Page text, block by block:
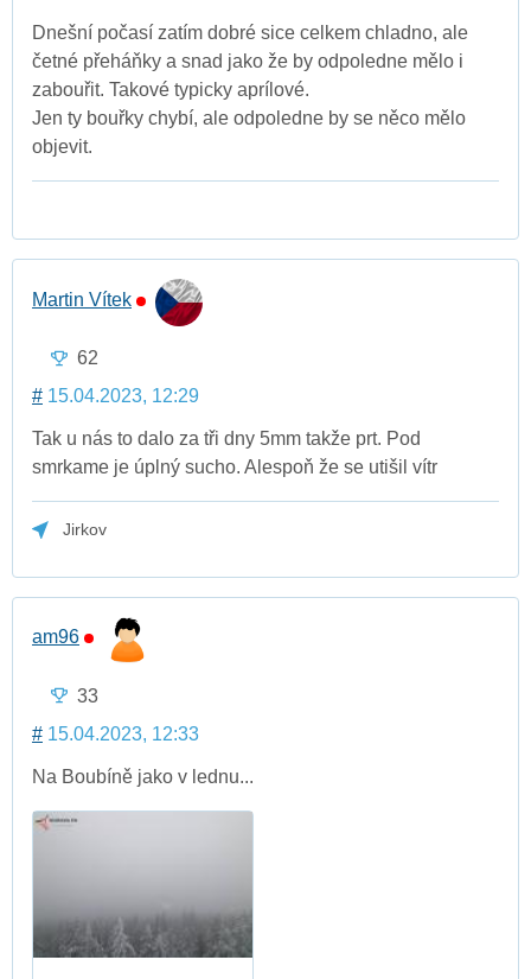
Dnešní počasí zatím dobré sice celkem chladno, ale
četné přeháňky a snad jako že by odpoledne mělo i
zabouřit. Takové typicky aprílové.
Jen ty bouřky chybí, ale odpoledne by se něco mělo
objevit.
Martin Vítek
62
# 15.04.2023, 12:29
Tak u nás to dalo za tři dny 5mm takže prt. Pod
smrkame je úplný sucho. Alespoň že se utišil vítr
Jirkov
am96
33
# 15.04.2023, 12:33
Na Boubíně jako v lednu...